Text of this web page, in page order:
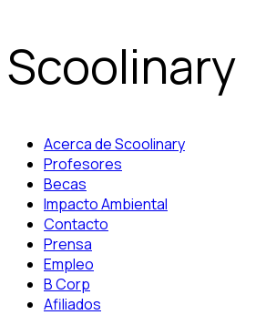
Scoolinary
Acerca de Scoolinary
Profesores
Becas
Impacto Ambiental
Contacto
Prensa
Empleo
B Corp
Afiliados